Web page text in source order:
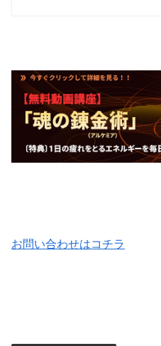
お問い合わせはコチラ